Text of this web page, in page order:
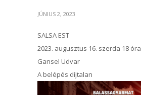
JÚNIUS 2, 2023
SALSA EST
2023. augusztus 16. szerda 18 óra
Gansel Udvar
A belépés díjtalan